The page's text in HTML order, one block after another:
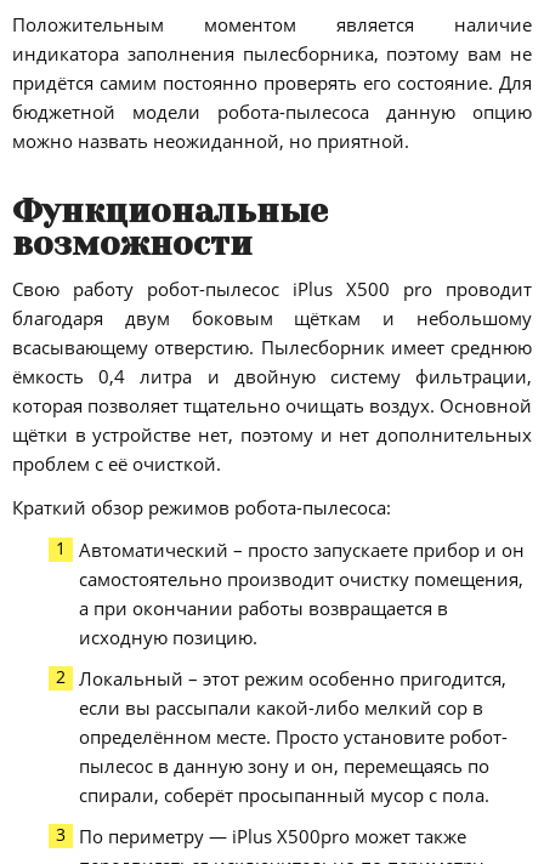
Положительным моментом является наличие
индикатора заполнения пылесборника, поэтому вам не
придётся самим постоянно проверять его состояние. Для
бюджетной модели робота-пылесоса данную опцию
можно назвать неожиданной, но приятной.
Функциональные
возможности
Свою работу робот-пылесос iPlus X500 pro проводит
благодаря двум боковым щёткам и небольшому
всасывающему отверстию. Пылесборник имеет среднюю
ёмкость 0,4 литра и двойную систему фильтрации,
которая позволяет тщательно очищать воздух. Основной
щётки в устройстве нет, поэтому и нет дополнительных
проблем с её очисткой.
Краткий обзор режимов робота-пылесоса:
Автоматический – просто запускаете прибор и он
самостоятельно производит очистку помещения,
а при окончании работы возвращается в
исходную позицию.
Локальный – этот режим особенно пригодится,
если вы рассыпали какой-либо мелкий сор в
определённом месте. Просто установите робот-
пылесос в данную зону и он, перемещаясь по
спирали, соберёт просыпанный мусор с пола.
По периметру — iPlus X500pro может также